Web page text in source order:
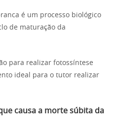
é um processo biológico
de maturação da
para realizar fotossíntese
ideal para o tutor realizar
causa a morte súbita da